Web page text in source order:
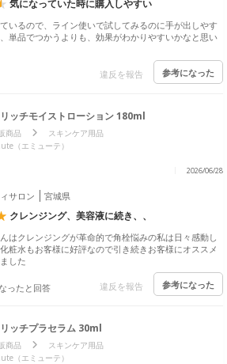
気になっていた時に購入しやすい
いるので、ライン使いで試してみるのに手が出しやす
単品でつかうよりも、効果がわかりやすいかなと思い
違反を報告 参考になった
ッチモイストローション 180ml
商品
スキンケア用品
（エミューテ）
2026/06/28
サロン 宮城県
クレンジング、美容液に続き、、
はクレンジングが革命的で角栓悩みの私は日々感動し
粧水もお客様に好評なので引き続きお客様にオススメ
した
ったと回答 違反を報告 参考になった
ッチプラセラム 30ml
商品
スキンケア用品
（エミューテ）